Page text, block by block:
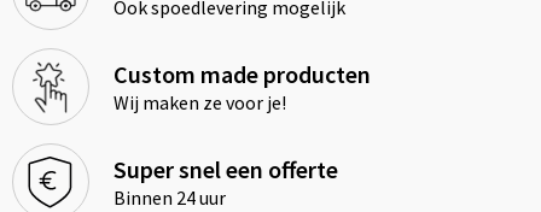
Ook spoedlevering mogelijk
Custom made producten
Wij maken ze voor je!
Super snel een offerte
Binnen 24 uur